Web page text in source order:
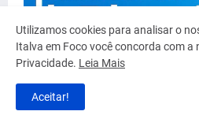
Utilizamos cookies para analisar o
Italva em Foco você concorda com a
Privacidade. Leia Mais
Aceitar!